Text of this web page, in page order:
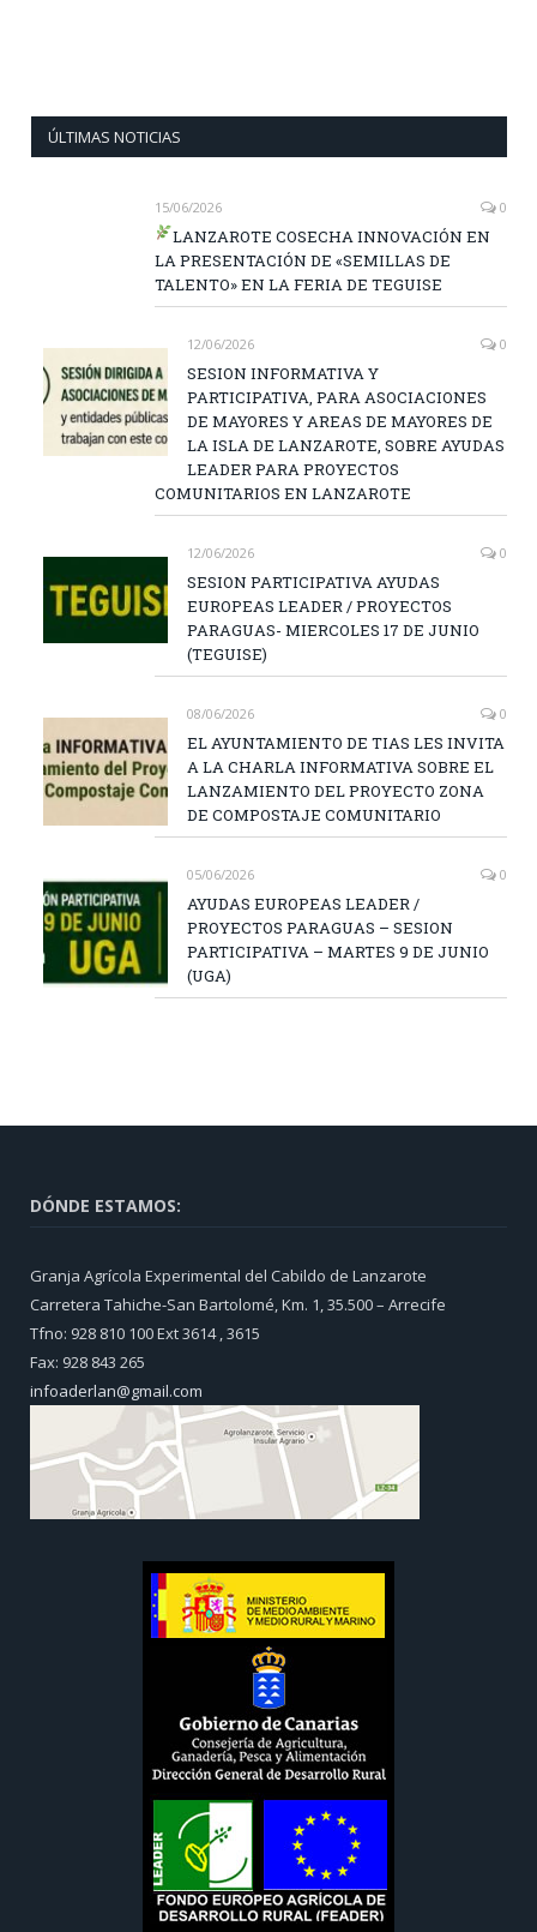
ÚLTIMAS NOTICIAS
15/06/2026 0
LANZAROTE COSECHA INNOVACIÓN EN
LA PRESENTACIÓN DE «SEMILLAS DE
TALENTO» EN LA FERIA DE TEGUISE
12/06/2026 0
SESION INFORMATIVA Y
PARTICIPATIVA, PARA ASOCIACIONES
DE MAYORES Y AREAS DE MAYORES DE
LA ISLA DE LANZAROTE, SOBRE AYUDAS
LEADER PARA PROYECTOS
COMUNITARIOS EN LANZAROTE
12/06/2026 0
SESION PARTICIPATIVA AYUDAS
EUROPEAS LEADER / PROYECTOS
PARAGUAS- MIERCOLES 17 DE JUNIO
(TEGUISE)
08/06/2026 0
EL AYUNTAMIENTO DE TIAS LES INVITA
A LA CHARLA INFORMATIVA SOBRE EL
LANZAMIENTO DEL PROYECTO ZONA
DE COMPOSTAJE COMUNITARIO
05/06/2026 0
AYUDAS EUROPEAS LEADER /
PROYECTOS PARAGUAS – SESION
PARTICIPATIVA – MARTES 9 DE JUNIO
(UGA)
DÓNDE ESTAMOS:
Granja Agrícola Experimental del Cabildo de Lanzarote
Carretera Tahiche-San Bartolomé, Km. 1, 35.500 – Arrecife
Tfno: 928 810 100 Ext 3614 , 3615
Fax: 928 843 265
infoaderlan@gmail.com